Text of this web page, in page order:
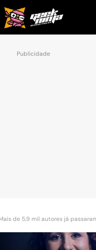
Publicidade
de 5,9 mil autores já passaram pelo primeiro dia da 4ª